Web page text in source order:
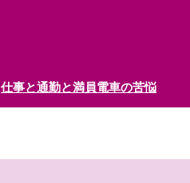
仕事と通勤と満員電車の苦悩